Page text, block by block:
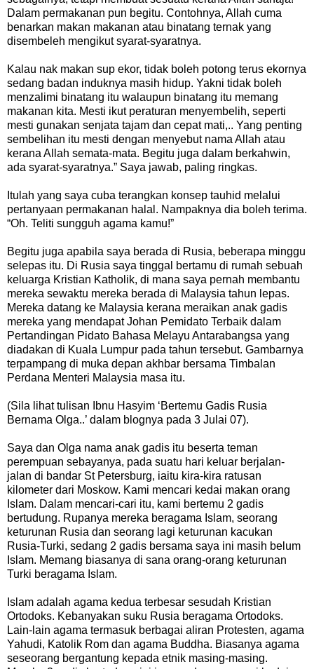
Dalam permakanan pun begitu. Contohnya, Allah cuma
benarkan makan makanan atau binatang ternak yang
disembeleh mengikut syarat-syaratnya.
Kalau nak makan sup ekor, tidak boleh potong terus ekornya
sedang badan induknya masih hidup. Yakni tidak boleh
menzalimi binatang itu walaupun binatang itu memang
makanan kita. Mesti ikut peraturan menyembelih, seperti
mesti gunakan senjata tajam dan cepat mati,.. Yang penting
sembelihan itu mesti dengan menyebut nama Allah atau
kerana Allah semata-mata. Begitu juga dalam berkahwin,
ada syarat-syaratnya.” Saya jawab, paling ringkas.
Itulah yang saya cuba terangkan konsep tauhid melalui
pertanyaan permakanan halal. Nampaknya dia boleh terima.
“Oh. Teliti sungguh agama kamu!”
Begitu juga apabila saya berada di Rusia, beberapa minggu
selepas itu. Di Rusia saya tinggal bertamu di rumah sebuah
keluarga Kristian Katholik, di mana saya pernah membantu
mereka sewaktu mereka berada di Malaysia tahun lepas.
Mereka datang ke Malaysia kerana meraikan anak gadis
mereka yang mendapat Johan Pemidato Terbaik dalam
Pertandingan Pidato Bahasa Melayu Antarabangsa yang
diadakan di Kuala Lumpur pada tahun tersebut. Gambarnya
terpampang di muka depan akhbar bersama Timbalan
Perdana Menteri Malaysia masa itu.
(Sila lihat tulisan Ibnu Hasyim ‘Bertemu Gadis Rusia
Bernama Olga..’ dalam blognya pada 3 Julai 07).
Saya dan Olga nama anak gadis itu beserta teman
perempuan sebayanya, pada suatu hari keluar berjalan-
jalan di bandar St Petersburg, iaitu kira-kira ratusan
kilometer dari Moskow. Kami mencari kedai makan orang
Islam. Dalam mencari-cari itu, kami bertemu 2 gadis
bertudung. Rupanya mereka beragama Islam, seorang
keturunan Rusia dan seorang lagi keturunan kacukan
Rusia-Turki, sedang 2 gadis bersama saya ini masih belum
Islam. Memang biasanya di sana orang-orang keturunan
Turki beragama Islam.
Islam adalah agama kedua terbesar sesudah Kristian
Ortodoks. Kebanyakan suku Rusia beragama Ortodoks.
Lain-lain agama termasuk berbagai aliran Protesten, agama
Yahudi, Katolik Rom dan agama Buddha. Biasanya agama
seseorang bergantung kepada etnik masing-masing.